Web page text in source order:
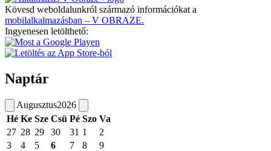
Kövesd weboldalunkról származó információkat a
mobilalkalmazásban – V OBRAZE.
Ingyenesen letölthető:
Naptár
Augusztus2026
Hé Ke Sze Csü Pé Szo Va
27 28 29 30 31 1
2
3
4 5 6 7 8
9